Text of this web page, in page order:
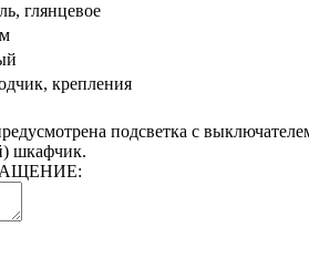
глянцевое
крепления
подсветка с
шкафчик.